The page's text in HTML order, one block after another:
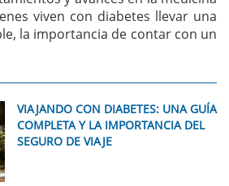
viven con diabetes llevar una
la importancia de contar con un
VIAJANDO CON DIABETES: UNA GUÍA
COMPLETA Y LA IMPORTANCIA DEL
SEGURO DE VIAJE